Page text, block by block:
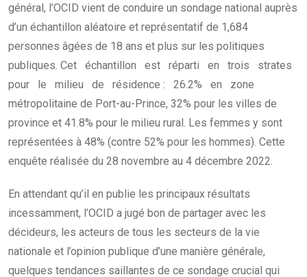
général, l’OCID vient de conduire un sondage national auprès
d’un échantillon aléatoire et représentatif de 1,684
personnes âgées de 18 ans et plus sur les politiques
publiques. Cet échantillon est réparti en trois strates
pour le milieu de résidence : 26.2% en zone
métropolitaine de Port-au-Prince, 32% pour les villes de
province et 41.8% pour le milieu rural. Les femmes y sont
représentées à 48% (contre 52% pour les hommes). Cette
enquête réalisée du 28 novembre au 4 décembre 2022.
En attendant qu’il en publie les principaux résultats
incessamment, l’OCID a jugé bon de partager avec les
décideurs, les acteurs de tous les secteurs de la vie
nationale et l’opinion publique d’une manière générale,
quelques tendances saillantes de ce sondage crucial qui